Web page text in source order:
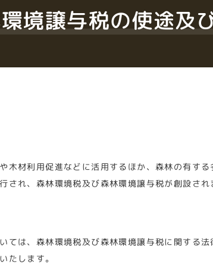
境譲与税の使途及
木材利用促進などに活用するほか、森林の有す
され、森林環境税及び森林環境譲与税が創設され
ては、森林環境税及び森林環境譲与税に関する
たします。